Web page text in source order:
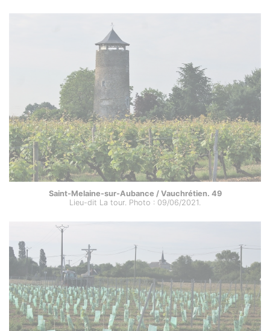
Saint-Melaine-sur-Aubance / Vauchrétien. 49
Lieu-dit La tour. Photo : 09/06/2021.